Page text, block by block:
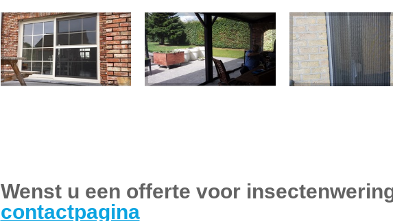
Wenst u een offerte voor
contactpagina